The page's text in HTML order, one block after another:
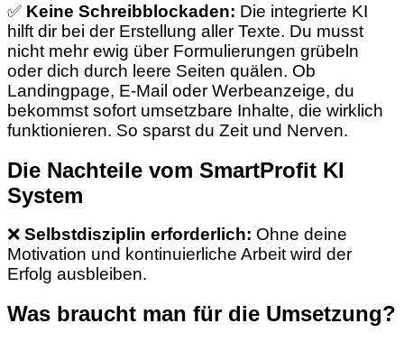
✅ Keine Schreibblockaden: Die integrierte KI
hilft dir bei der Erstellung aller Texte. Du musst
nicht mehr ewig über Formulierungen grübeln
oder dich durch leere Seiten quälen. Ob
Landingpage, E-Mail oder Werbeanzeige, du
bekommst sofort umsetzbare Inhalte, die wirklich
funktionieren. So sparst du Zeit und Nerven.
Die Nachteile vom SmartProfit KI
System
❌ Selbstdisziplin erforderlich: Ohne deine
Motivation und kontinuierliche Arbeit wird der
Erfolg ausbleiben.
Was braucht man für die Umsetzung?